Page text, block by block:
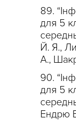
для 5
Й. Я.,
А.,
для 5
Ендрю